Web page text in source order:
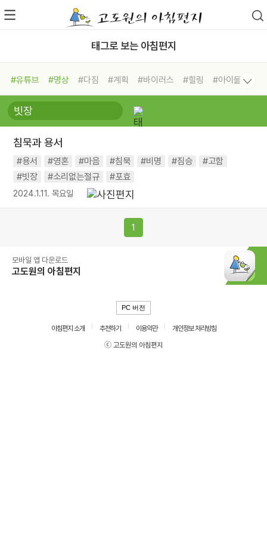
태그로 보는 아침편지
#유튜브 #명상 #다짐 #계획 #바이러스 #힐링
#아이들
#비전캠프
#독서캠프 #삶
#희망
#나눔 #친구 #링컨학교
#독서
#건강
침묵과 용서
#용서 #영혼 #마음 #침묵 #비명 #짐승
#고함
#빗장
#소리없는절규 #포효
2024.1.11. 목요일
1
모바일 앱 다운로드
고도원의 아침편지
PC 버전
아침편지 소개 추천하기 이용약관
개인정보 처리방침
ⓒ 고도원의 아침편지